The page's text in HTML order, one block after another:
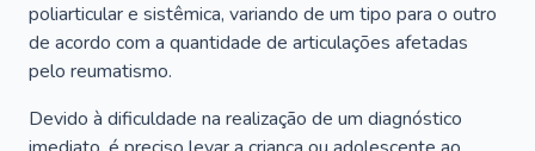
poliarticular e sistêmica, variando de um tipo para o outro
de acordo com a quantidade de articulações afetadas
pelo reumatismo.
Devido à dificuldade na realização de um diagnóstico